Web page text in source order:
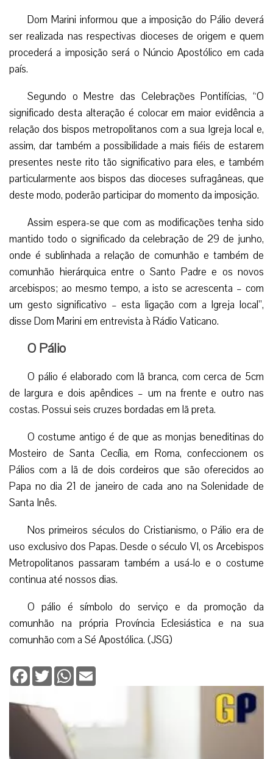
Dom Marini informou que a imposição do Pálio deverá
ser realizada nas respectivas dioceses de origem e quem
procederá a imposição será o Núncio Apostólico em cada
país.
Segundo o Mestre das Celebrações Pontifícias, “O
significado desta alteração é colocar em maior evidência a
relação dos bispos metropolitanos com a sua Igreja local e,
assim, dar também a possibilidade a mais fiéis de estarem
presentes neste rito tão significativo para eles, e também
particularmente aos bispos das dioceses sufragâneas, que
deste modo, poderão participar do momento da imposição.
Assim espera-se que com as modificações tenha sido
mantido todo o significado da celebração de 29 de junho,
onde é sublinhada a relação de comunhão e também de
comunhão hierárquica entre o Santo Padre e os novos
arcebispos; ao mesmo tempo, a isto se acrescenta – com
um gesto significativo – esta ligação com a Igreja local”,
disse Dom Marini em entrevista à Rádio Vaticano.
O Pálio
O pálio é elaborado com lã branca, com cerca de 5cm
de largura e dois apêndices – um na frente e outro nas
costas. Possui seis cruzes bordadas em lã preta.
O costume antigo é de que as monjas beneditinas do
Mosteiro de Santa Cecília, em Roma, confeccionem os
Pálios com a lã de dois cordeiros que são oferecidos ao
Papa no dia 21 de janeiro de cada ano na Solenidade de
Santa Inês.
Nos primeiros séculos do Cristianismo, o Pálio era de
uso exclusivo dos Papas. Desde o século VI, os Arcebispos
Metropolitanos passaram também a usá-lo e o costume
continua até nossos dias.
O pálio é símbolo do serviço e da promoção da
comunhão na própria Província Eclesiástica e na sua
comunhão com a Sé Apostólica. (JSG)
Facebook
TwitterWhatsApp